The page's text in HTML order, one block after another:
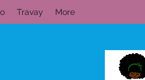
Travay More